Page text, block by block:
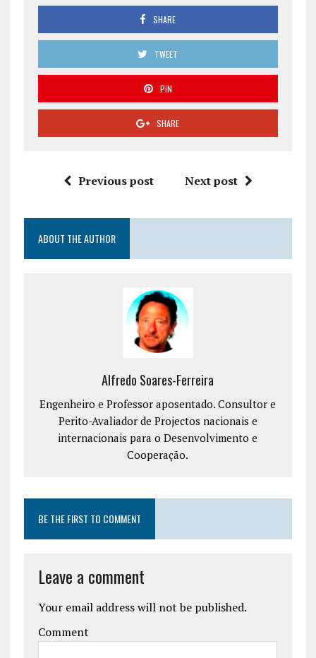
SHARE
TWEET
PIN
SHARE
Previous post Next post
ABOUT THE AUTHOR
Alfredo Soares-Ferreira
Engenheiro e Professor aposentado. Consultor e
Perito-Avaliador de Projectos nacionais e
internacionais para o Desenvolvimento e
Cooperação.
BE THE FIRST TO COMMENT
Leave a comment
Your email address will not be published.
Comment